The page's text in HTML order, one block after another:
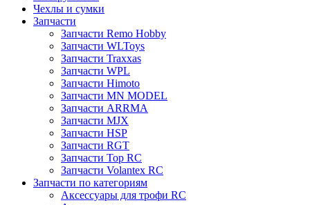
Чехлы и сумки
Запчасти
Запчасти Remo Hobby
Запчасти WLToys
Запчасти Traxxas
Запчасти WPL
Запчасти Himoto
Запчасти MN MODEL
Запчасти ARRMA
Запчасти MJX
Запчасти HSP
Запчасти RGT
Запчасти Top RC
Запчасти Volantex RC
Запчасти по категориям
Аксессуары для трофи RC